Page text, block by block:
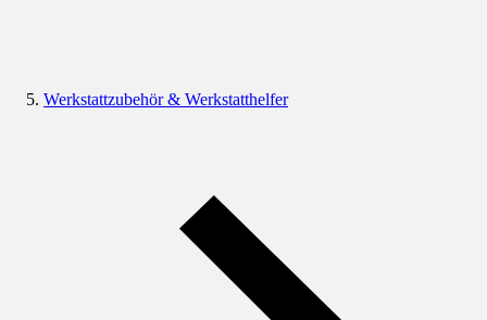
Werkstattzubehör & Werkstatthelfer